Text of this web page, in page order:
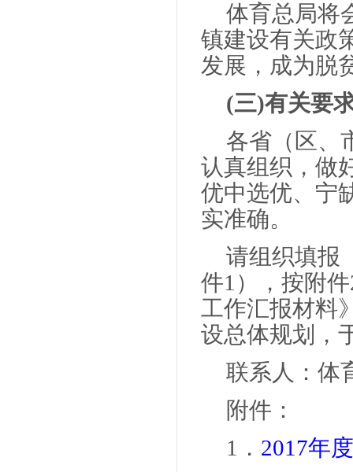
体育总局将
镇建设有关政
发展，成为脱
(三)有关要
各省（区、
认真组织，做
优中选优、宁
实准确。
请组织填报
件1），按附
工作汇报材料
设总体规划，
联系人：体
附件：
1． 2017年